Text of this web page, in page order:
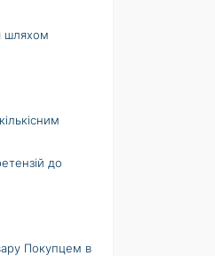
шляхом
до
Покупцем в